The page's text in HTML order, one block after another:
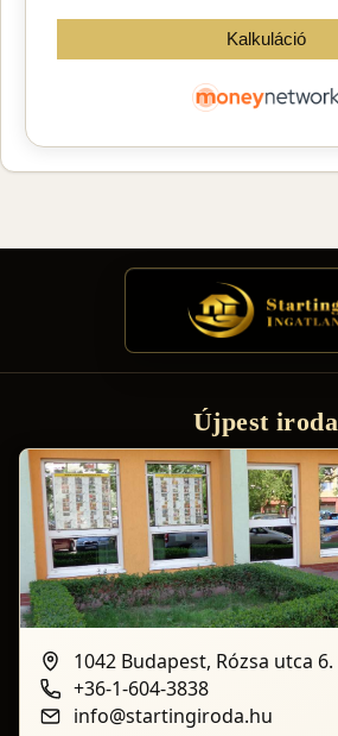
Újpest iroda
1042 Budapest, Rózsa utca 6.
+36-1-604-3838
info@startingiroda.hu